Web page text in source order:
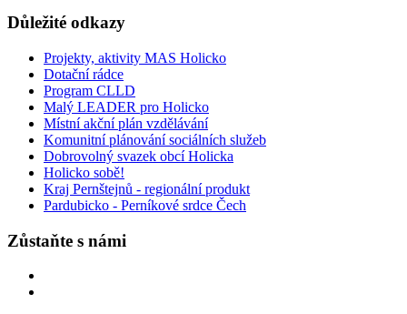
Důležité odkazy
Projekty, aktivity MAS Holicko
Dotační rádce
Program CLLD
Malý LEADER pro Holicko
Místní akční plán vzdělávání
Komunitní plánování sociálních služeb
Dobrovolný svazek obcí Holicka
Holicko sobě!
Kraj Pernštejnů - regionální produkt
Pardubicko - Perníkové srdce Čech
Zůstaňte s námi